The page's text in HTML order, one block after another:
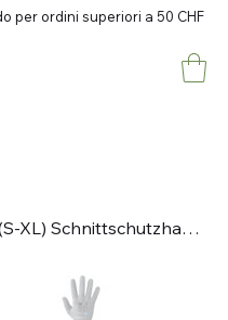
per ordini superiori a 50 CHF
NERI AIR NIT CUT3, Gr. 7-10 (S-XL) Schnittschutzhandschuhe Grau, 15 gauge